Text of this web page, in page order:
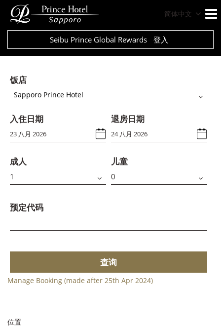
简体中文
Seibu Prince Global Rewards 登入
饭店
Sapporo Prince Hotel
入住日期 退房日期
成人 儿童
预定代码
查询
Manage Booking (made after 25th Apr 2024)
位置